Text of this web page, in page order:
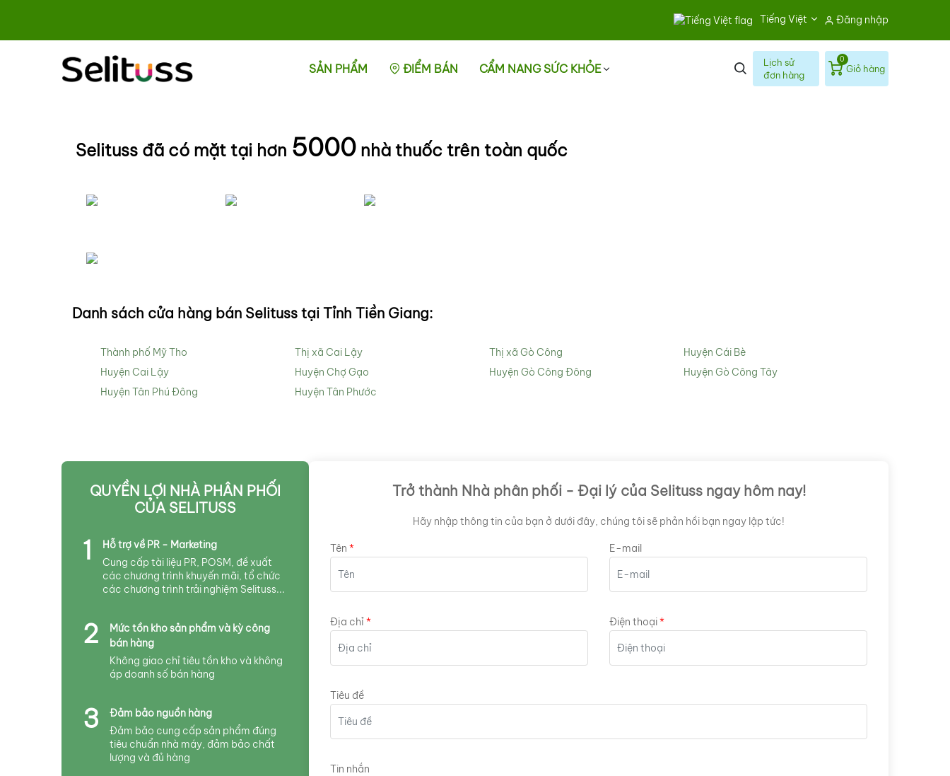
Tiếng Việt Đăng nhập
SẢN PHẨM ĐIỂM BÁN CẨM NANG SỨC KHỎE
Lịch sử
đơn hàng
0
Giỏ hàng
Selituss đã có mặt tại hơn 5000 nhà thuốc trên toàn quốc
Danh sách cửa hàng bán Selituss tại Tỉnh Tiền Giang:
Thành phố Mỹ Tho Thị xã Cai Lậy Thị xã Gò Công
Huyện Cái Bè
Huyện Cai Lậy
Huyện Chợ Gạo Huyện Gò Công Đông
Huyện Gò Công Tây
Huyện Tân Phú Đông
Huyện Tân Phước
QUYỀN LỢI NHÀ PHÂN PHỐI
CỦA SELITUSS
1
Hỗ trợ về PR - Marketing
Cung cấp tài liệu PR, POSM, đề xuất
các chương trình khuyến mãi, tổ chức
các chương trình trải nghiệm Selituss...
2
Mức tồn kho sản phẩm và kỳ công
bán hàng
Không giao chỉ tiêu tồn kho và không
áp doanh số bán hàng
3
Đảm bảo nguồn hàng
Đảm bảo cung cấp sản phẩm đúng
tiêu chuẩn nhà máy, đảm bảo chất
lượng và đủ hàng
Trở thành Nhà phân phối - Đại lý của Selituss ngay hôm nay!
Hãy nhập thông tin của bạn ở dưới đây, chúng tôi sẽ phản hồi bạn ngay lập tức!
Tên E-mail
Địa chỉ Điện thoại
Tiêu đề
Tin nhắn